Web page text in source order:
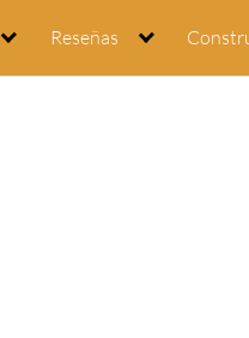
Reseñas